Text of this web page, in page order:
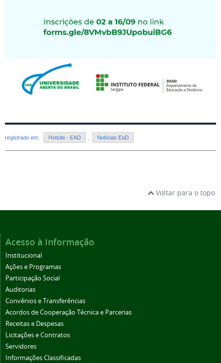
registrado em: Hotsite - EAD Notícias EaD
Voltar para o topo
Acesso à Informação
Institucional
Ações e Programas
Participação Social
Auditorias
Convênios e Transferências
Acordos de Cooperação Técnica e Parcerias
Receitas e Despesas
Licitações e Contratos
Servidores
Informações Classificadas